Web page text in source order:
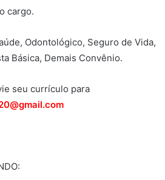
cargo.
Odontológico, Seguro de Vida,
Básica, Demais Convênio.
seu currículo para